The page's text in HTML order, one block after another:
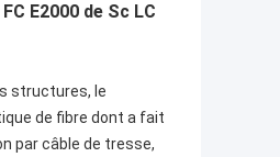
E2000 de Sc LC
structures, le
de fibre dont a fait
par câble de tresse,